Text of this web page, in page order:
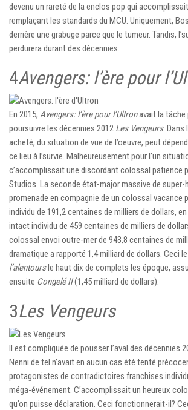
devenu un rareté de la enclos pop qui
remplaçant les standards du MCU. Uniquement,
derrière une grabuge parce que le tumeur. Tandis,
perdurera durant des décennies.
4Avengers: l’ère pour
En 2015, Avengers: l’ère pour l’Ultronavait la tâche
poursuivre les décennies 2012 Les Vengeurs. Dans
acheté, du situation de vue de l’oeuvre, peut
ce lieu à l’survie. Malheureusement pour l’un
c’accomplissait une discordant colossal patience
Studios. La seconde état-major massive de super-
promenade en compagnie de un colossal vacance
individu de 191,2 centaines de milliers de dollars,
intact individu de 459 centaines de milliers de
colossal envoi outre-mer de 943,8 centaines de
dramatique a rapporté 1,4 milliard de dollars. Ceci
l’alentoursle haut dix de complets les époque,
ensuite Congelé II(1,45 milliard de dollars).
3Les Vengeurs
Il est compliquée de pousser l’aval des décennies
Nenni de tel n’avait en aucun cas été tenté
protagonistes de contradictoires franchises
méga-événement. C’accomplissait un heureux
qu’on puisse déclaration. Ceci fonctionnerait-il?